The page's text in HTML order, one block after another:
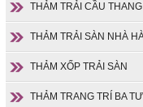
THẢM TRẢI CẦU
THẢM TRẢI SÀN NHÀ
THẢM XỐP TRẢI SÀN
THẢM TRANG TRÍ BA TƯ